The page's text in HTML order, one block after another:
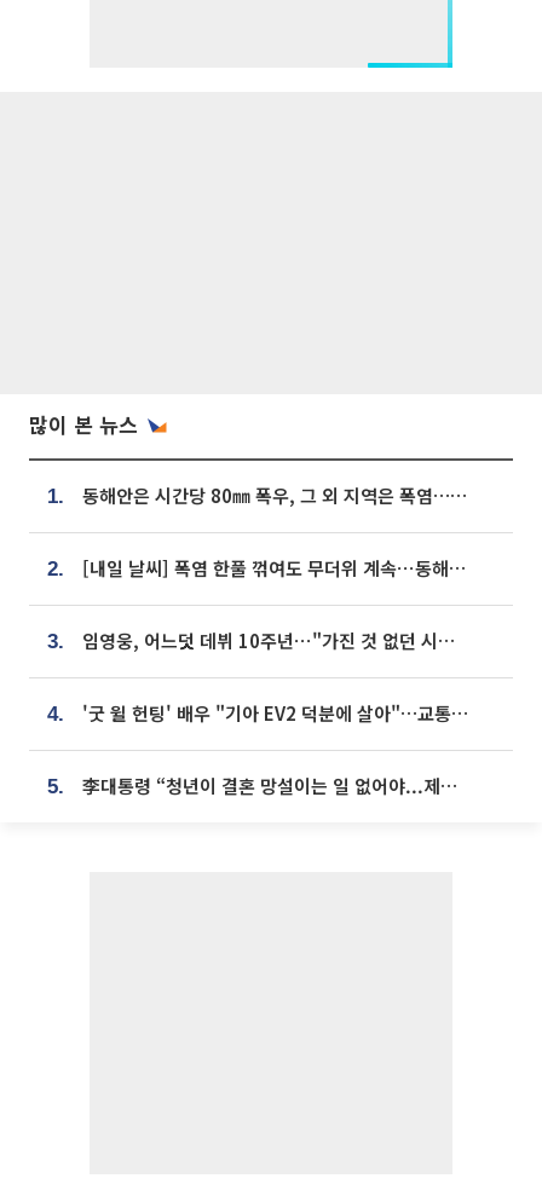
많이 본 뉴스
1. 동해안은 시간당 80㎜ 폭우, 그 외 지역은 폭염…‘극과 극 날씨’
2. [내일 날씨] 폭염 한풀 꺾여도 무더위 계속⋯동해안 이틀 연속 비
3. 임영웅, 어느덧 데뷔 10주년⋯"가진 것 없던 시절, 내 앞엔 20명의 팬뿐"
4. '굿 윌 헌팅' 배우 "기아 EV2 덕분에 살아"…교통사고 후 안전성 극찬
5. 李대통령 “청년이 결혼 망설이는 일 없어야...제도상 불이익 조사”